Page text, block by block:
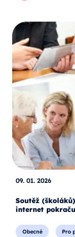
09. 01. 2026
Soutěž
internet
Obecné Pro